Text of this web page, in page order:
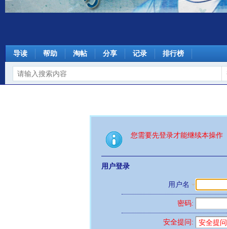
导读 帮助 淘帖 分享 记录 排行榜
您需要先登录才能继续本操作
用户登录
用户名
密码:
安全提问: